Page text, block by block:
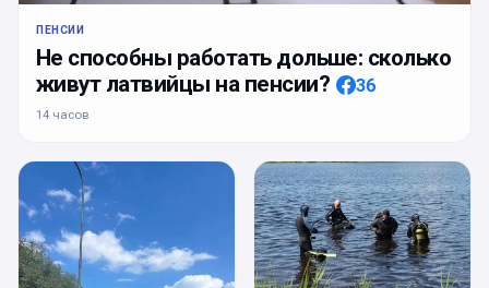
ПЕНСИИ
Не способны работать дольше: сколько
живут латвийцы на пенсии?
36
14 часов